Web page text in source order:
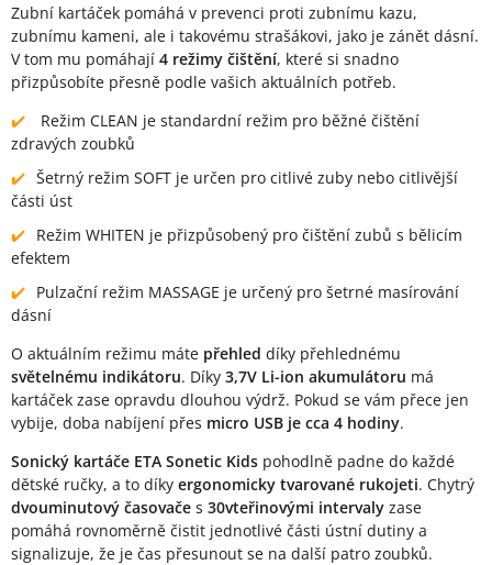
Zubní kartáček pomáhá v prevenci proti zubnímu kazu,
zubnímu kameni, ale i takovému strašákovi, jako je zánět dásní.
V tom mu pomáhají 4 režimy čištění, které si snadno
přizpůsobíte přesně podle vašich aktuálních potřeb.
Režim CLEAN je standardní režim pro běžné čištění
zdravých zoubků
Šetrný režim SOFT je určen pro citlivé zuby nebo citlivější
části úst
Režim WHITEN je přizpůsobený pro čištění zubů s bělicím
efektem
Pulzační režim MASSAGE je určený pro šetrné masírování
dásní
O aktuálním režimu máte přehled díky přehlednému
světelnému indikátoru. Díky 3,7V Li-ion akumulátoru má
kartáček zase opravdu dlouhou výdrž. Pokud se vám přece jen
vybije, doba nabíjení přes micro USB je cca 4 hodiny.
Sonický kartáče ETA Sonetic Kids pohodlně padne do každé
dětské ručky, a to díky ergonomicky tvarované rukojeti. Chytrý
dvouminutový časovače s 30vteřinovými intervaly zase
pomáhá rovnoměrně čistit jednotlivé části ústní dutiny a
signalizuje, že je čas přesunout se na další patro zoubků.